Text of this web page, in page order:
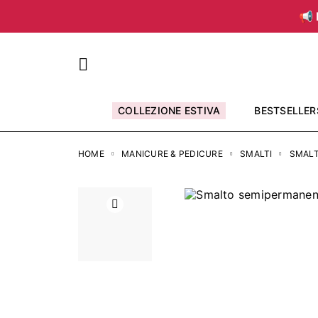
📢
COLLEZIONE ESTIVA
HOME MANICURE & PEDICURE SMALTI
Precedente